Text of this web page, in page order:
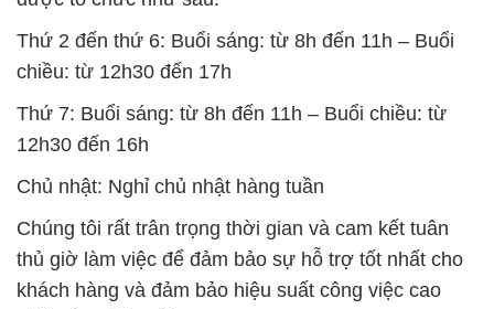
Thứ 2 đến thứ 6: Buổi sáng: từ 8h đến 11h – Buổi
chiều: từ 12h30 đến 17h
Thứ 7: Buổi sáng: từ 8h đến 11h – Buổi chiều: từ
12h30 đến 16h
Chủ nhật: Nghỉ chủ nhật hàng tuần
Chúng tôi rất trân trọng thời gian và cam kết tuân
thủ giờ làm việc để đảm bảo sự hỗ trợ tốt nhất cho
khách hàng và đảm bảo hiệu suất công việc cao